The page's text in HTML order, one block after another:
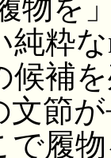
物を
粋
候補
文節
で履